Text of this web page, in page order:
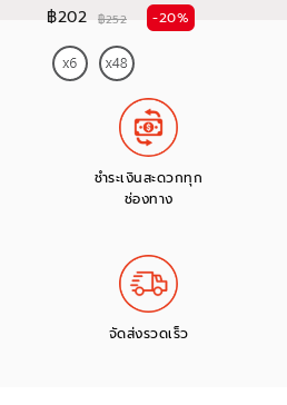
฿202
฿252 -20%
ชำระเงินสะดวกทุก
ช่องทาง
จัดส่งรวดเร็ว